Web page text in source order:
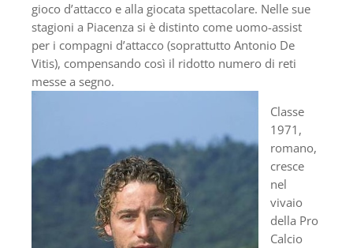
gioco d’attacco e alla giocata spettacolare. Nelle sue
stagioni a Piacenza si è distinto come uomo-assist
per i compagni d’attacco (soprattutto Antonio De
Vitis), compensando così il ridotto numero di reti
messe a segno.
Classe
1971,
romano,
cresce
nel
vivaio
della Pro
Calcio